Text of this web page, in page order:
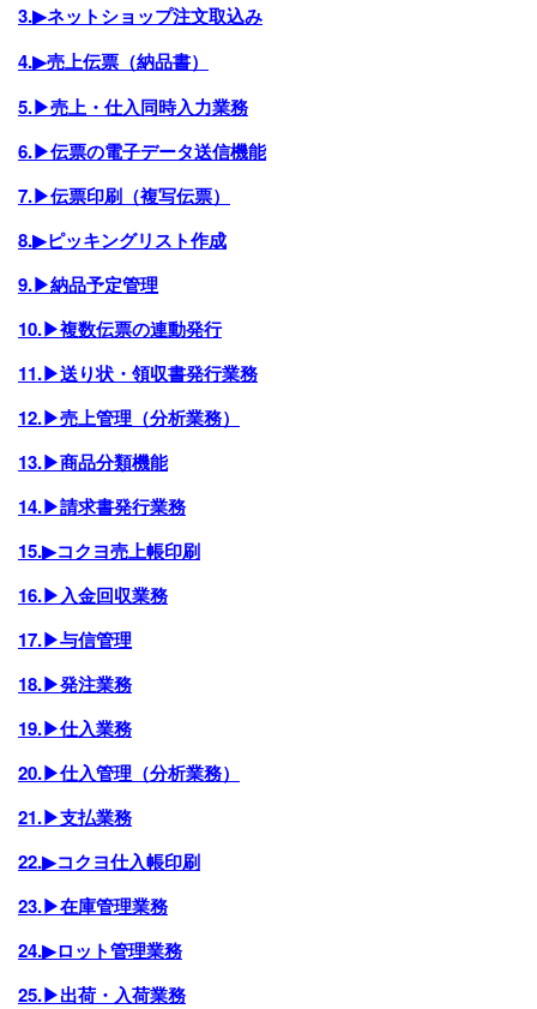
3.▶ネットショップ注文取込み
4.▶売上伝票（納品書）
5.▶売上・仕入同時入力業務
6.▶伝票の電子データ送信機能
7.▶伝票印刷（複写伝票）
8.▶ピッキングリスト作成
9.▶納品予定管理
10.▶複数伝票の連動発行
11.▶送り状・領収書発行業務
12.▶売上管理（分析業務）
13.▶商品分類機能
14.▶請求書発行業務
15.▶コクヨ売上帳印刷
16.▶入金回収業務
17.▶与信管理
18.▶発注業務
19.▶仕入業務
20.▶仕入管理（分析業務）
21.▶支払業務
22.▶コクヨ仕入帳印刷
23.▶在庫管理業務
24.▶ロット管理業務
25.▶出荷・入荷業務